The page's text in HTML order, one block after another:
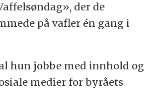
der de
på vafler én gang i
hun jobbe med innhold og
medier for byråets